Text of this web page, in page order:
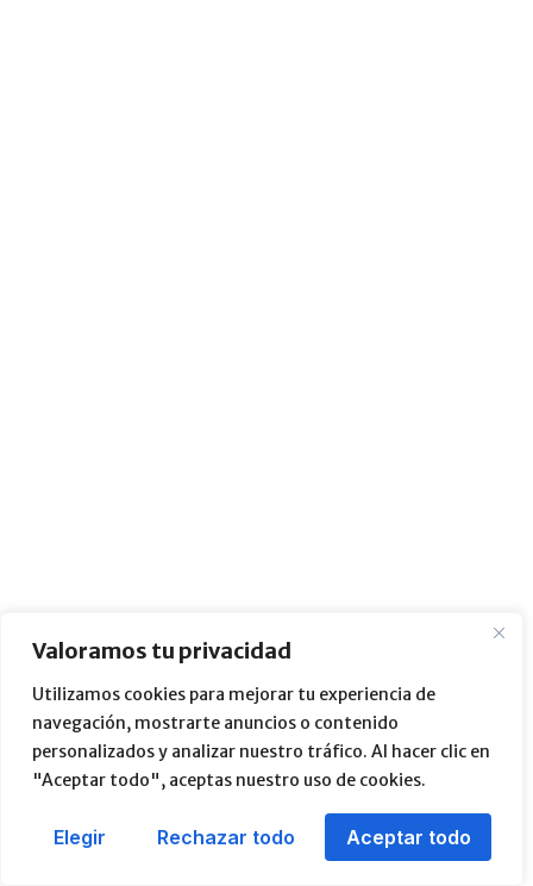
Valoramos tu privacidad
Utilizamos cookies para mejorar tu experiencia de
navegación, mostrarte anuncios o contenido
personalizados y analizar nuestro tráfico. Al hacer clic en
"Aceptar todo", aceptas nuestro uso de cookies.
Elegir Rechazar todo Aceptar todo